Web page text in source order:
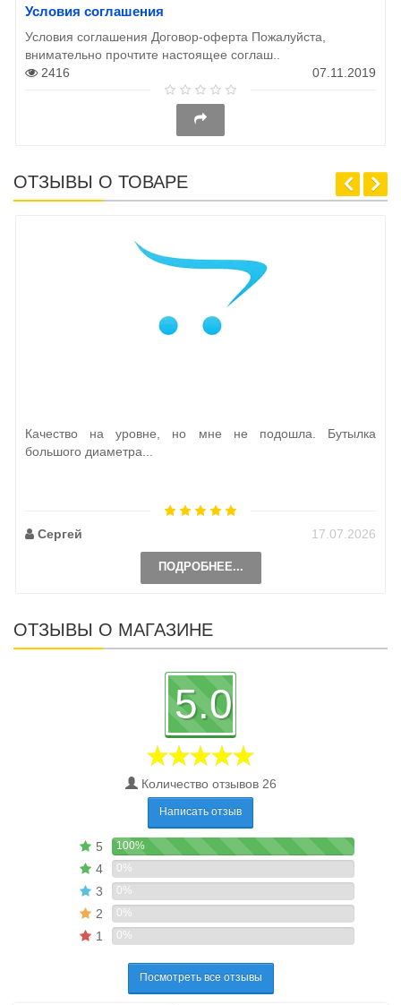
Условия соглашения
Условия соглашения Договор-оферта Пожалуйста,
внимательно прочтите настоящее соглаш..
2416
07.11.2019
ОТЗЫВЫ О ТОВАРЕ
Качество на уровне, но мне не подошла. Бутылка
большого диаметра...
Сергей 17.07.2026
ПОДРОБНЕЕ...
ОТЗЫВЫ О МАГАЗИНЕ
5.0
Количество отзывов 26
Написать отзыв
5 100%
4 0%
3 0%
2 0%
1 0%
Посмотреть все отзывы